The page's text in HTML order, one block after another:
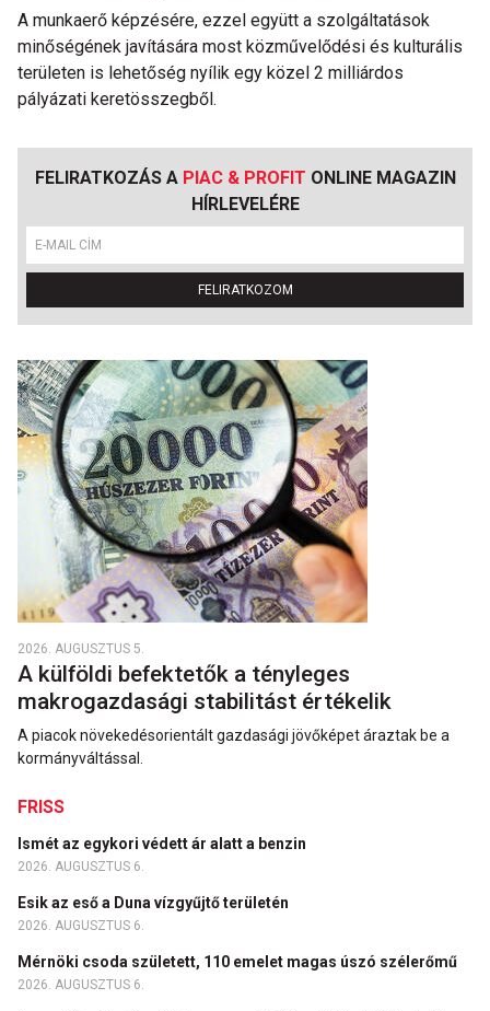
A munkaerő képzésére, ezzel együtt a szolgáltatások
minőségének javítására most közművelődési és kulturális
területen is lehetőség nyílik egy közel 2 milliárdos
pályázati keretösszegből.
FELIRATKOZÁS A PIAC & PROFIT ONLINE MAGAZIN
HÍRLEVELÉRE
FELIRATKOZOM
2026. AUGUSZTUS 5.
A külföldi befektetők a tényleges
makrogazdasági stabilitást értékelik
A piacok növekedésorientált gazdasági jövőképet áraztak be a
kormányváltással.
FRISS
Ismét az egykori védett ár alatt a benzin
2026. AUGUSZTUS 6.
Esik az eső a Duna vízgyűjtő területén
2026. AUGUSZTUS 6.
Mérnöki csoda született, 110 emelet magas úszó szélerőmű
2026. AUGUSZTUS 6.